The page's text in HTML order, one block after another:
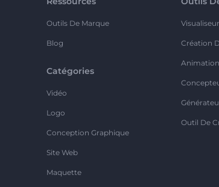
Outils De Marque
Blog
Catégories
Vidéo
Logo
Conception Graphique
Site Web
Maquette
Création
Outil De